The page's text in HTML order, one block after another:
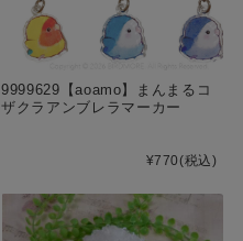
9999629【aoamo】まんまるコ
ザクラアンブレラマーカー
¥770(税込)